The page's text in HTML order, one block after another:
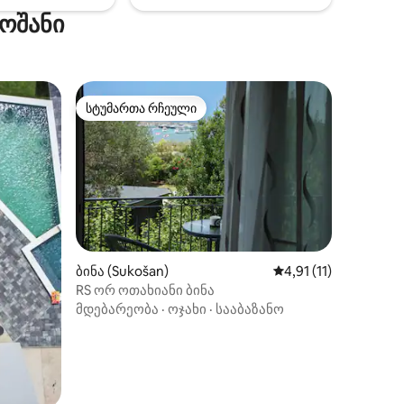
სტუმართა რჩეული
სტუმართა რჩეული
ბინა (Sukošan) საშუალო
4,91 (11)
RS ორ ოთახიანი ბინა
მდებარეობა · ოჯახი · სააბაზანო